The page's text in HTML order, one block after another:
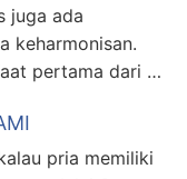
juga ada
keharmonisan.
pertama dari …
pria memiliki